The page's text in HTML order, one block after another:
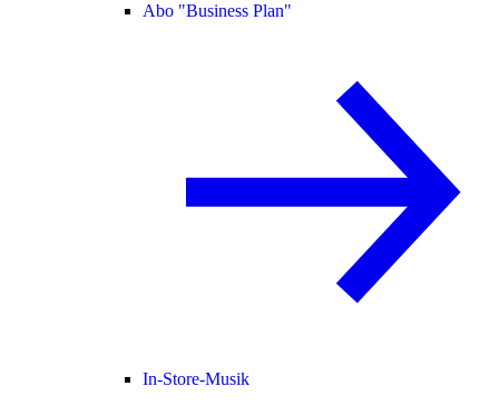
Abo "Business Plan"
In-Store-Musik